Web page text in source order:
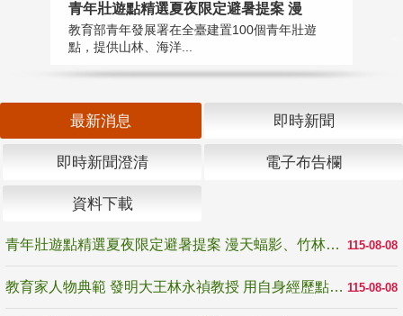
青年壯遊點精選夏夜限定避暑提案 漫
教育部青年發展署在全臺建置100個青年壯遊
點，提供山林、海洋...
最新消息 即時新聞
即時新聞澄清 電子布告欄
資料下載
115-08-08
青年壯遊點精選夏夜限定避暑提案 漫天蝠影、竹林尋蛙、茶香夜觀 邀青年暮色出發
115-08-08
教育家人物典範 發明大王林永禎教授 用自身經歷點亮學生的路